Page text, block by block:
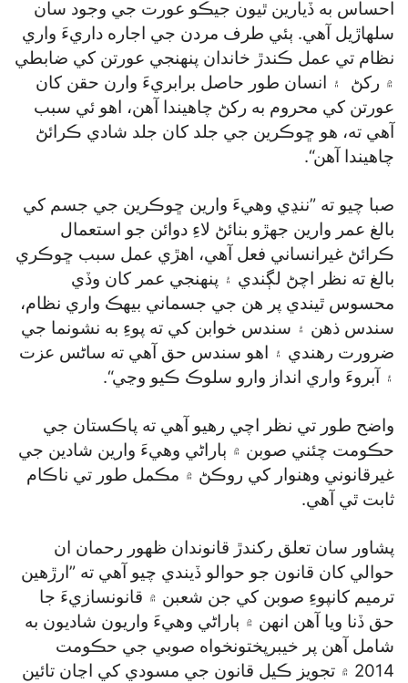
احساس به ڏيارين ٿيون جيڪو عورت جي وجود سان
سلهاڙيل آهي. ٻئي طرف مردن جي اجاره داريءَ واري
نظام تي عمل ڪندڙ خاندان پنهنجي عورتن کي ضابطي
۾ رکڻ ۽ انسان طور حاصل برابريءَ وارن حقن کان
عورتن کي محروم به رکڻ چاهيندا آهن، اهو ئي سبب
آهي ته، هو ڇوڪرين جي جلد کان جلد شادي ڪرائڻ
چاهيندا آهن“.
صبا چيو ته ”ننڍي وهيءَ وارين ڇوڪرين جي جسم کي
بالغ عمر وارين جهڙو بنائڻ لاءِ دوائن جو استعمال
ڪرائڻ غيرانساني فعل آهي، اهڙي عمل سبب ڇوڪري
بالغ ته نظر اچڻ لڳندي ۽ پنهنجي عمر کان وڏي
محسوس ٿيندي پر هن جي جسماني بيهڪ واري نظام،
سندس ذهن ۽ سندس خوابن کي ته پوءِ به نشونما جي
ضرورت رهندي ۽ اهو سندس حق آهي ته ساڻس عزت
۽ آبروءَ واري انداز وارو سلوڪ ڪيو وڃي“.
واضح طور تي نظر اچي رهيو آهي ته پاڪستان جي
حڪومت چئني صوبن ۾ ٻاراڻي وهيءَ وارين شادين جي
غيرقانوني وهنوار کي روڪڻ ۾ مڪمل طور تي ناڪام
ثابت ٿي آهي.
پشاور سان تعلق رکندڙ قانوندان ظهور رحمان ان
حوالي کان قانون جو حوالو ڏيندي چيو آهي ته ”ارڙهين
ترميم کانپوءِ صوبن کي جن شعبن ۾ قانونسازيءَ جا
حق ڏنا ويا آهن انهن ۾ ٻاراڻي وهيءَ واريون شاديون به
شامل آهن پر خيبرپختونخواه صوبي جي حڪومت
2014 ۾ تجويز ڪيل قانون جي مسودي کي اڃان تائين